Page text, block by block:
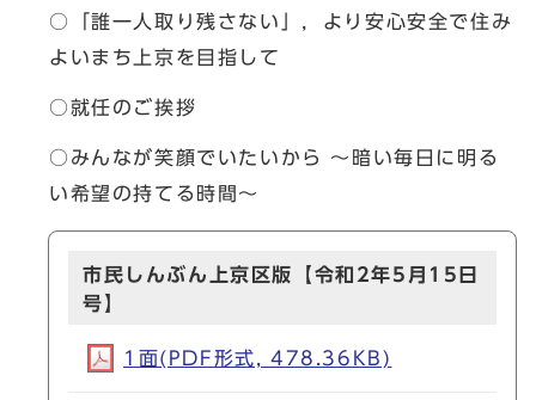
○「誰一人取り残さない」，より安心安全で住み
よいまち上京を目指して
○就任のご挨拶
○みんなが笑顔でいたいから ～暗い毎日に明る
い希望の持てる時間～
市民しんぶん上京区版【令和2年5月15日
号】
1面(PDF形式, 478.36KB)